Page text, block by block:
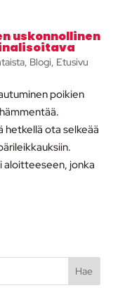
uskonnollinen
, Blogi, Etusivu
poikien
hetkellä ota selkeää
aloitteeseen, jonka